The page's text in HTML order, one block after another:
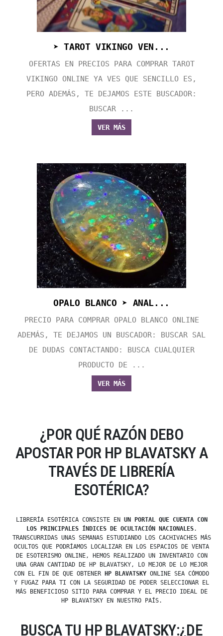
➤ TAROT VIKINGO VEN...
OFERTAS EN PRECIOS PARA COMPRAR TAROT
VIKINGO ONLINE YA VES QUE SENCILLO ES,
PERO ADEMÁS, TE DEJAMOS ESTE BUSCADOR:
BUSCAR ...
VER MÁS
OPALO BLANCO ➤ ANAL...
PRECIO PARA COMPRAR OPALO BLANCO ONLINE
ADEMÁS, TE DEJAMOS UN BUSCADOR: BUSCAR SAL
DE DUDAS CONTACTANDO: BUSCA CUALQUIER
PRODUCTO DE ...
VER MÁS
¿POR QUÉ RAZÓN DEBO
APOSTAR POR HP BLAVATSKY A
TRAVÉS DE LIBRERÍA
ESOTÉRICA?
LIBRERÍA ESOTÉRICA CONSISTE EN UN PORTAL QUE CUENTA CON
LOS PRINCIPALES ÍNDICES DE OCULTACIÓN NACIONALES.
TRANSCURRIDAS UNAS SEMANAS ESTUDIANDO LOS CACHIVACHES MÁS
OCULTOS QUE PODRÍAMOS LOCALIZAR EN LOS ESPACIOS DE VENTA
DE ESOTERISMO ONLINE, HEMOS REALIZADO UN INVENTARIO CON
UNA GRAN CANTIDAD DE HP BLAVATSKY, LO MEJOR DE LO MEJOR
CON EL FIN DE QUE OBTENER
HP BLAVATSKY ONLINE SEA CÓMODO
Y FUGAZ PARA TI CON LA SEGURIDAD DE PODER SELECCIONAR EL
MÁS BENEFICIOSO SITIO PARA COMPRAR Y EL PRECIO IDEAL DE
HP BLAVATSKY EN NUESTRO PAÍS.
BUSCA TU HP BLAVATSKY:¿DE